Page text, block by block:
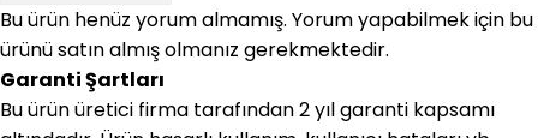
Bu ürün henüz yorum almamış. Yorum yapabilmek için bu
ürünü satın almış olmanız gerekmektedir.
Garanti Şartları
Bu ürün üretici firma tarafından 2 yıl garanti kapsamı